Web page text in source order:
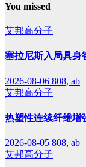
You missed
艾邦高分子
塞拉尼斯入局具身
2026-08-06 808, ab
艾邦高分子
热塑性连续纤维增
2026-08-05 808, ab
艾邦高分子